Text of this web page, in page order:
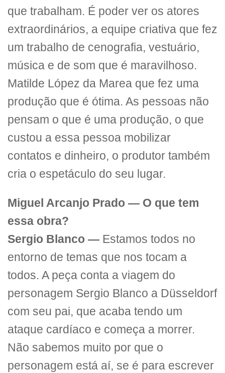
que trabalham. É poder ver os atores
extraordinários, a equipe criativa que fez
um trabalho de cenografia, vestuário,
música e de som que é maravilhoso.
Matilde López da Marea que fez uma
produção que é ótima. As pessoas não
pensam o que é uma produção, o que
custou a essa pessoa mobilizar
contatos e dinheiro, o produtor também
cria o espetáculo do seu lugar.
Miguel Arcanjo Prado — O que tem
essa obra?
Sergio Blanco — Estamos todos no
entorno de temas que nos tocam a
todos. A peça conta a viagem do
personagem Sergio Blanco a Düsseldorf
com seu pai, que acaba tendo um
ataque cardíaco e começa a morrer.
Não sabemos muito por que o
personagem está aí, se é para escrever